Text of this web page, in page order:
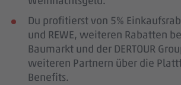
Du profitierst von 5%
und REWE, weiteren Rabatten
Baumarkt und der DERTOUR
weiteren Partnern über die
Benefits.